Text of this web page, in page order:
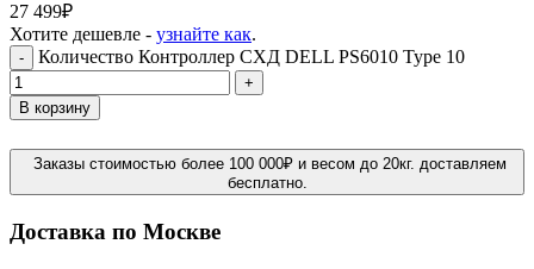
27 499₽
Хотите дешевле - узнайте как.
- Количество Контроллер СХД DELL PS6010 Type 10
+
В корзину
Заказы стоимостью более 100 000₽ и весом до 20кг. доставляем
бесплатно.
Доставка по Москве